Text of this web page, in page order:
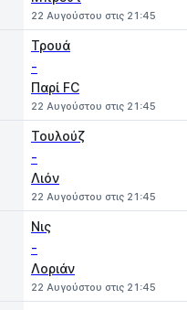
22 Αυγούστου στις 21:45
Τρουά
-
Παρί FC
22 Αυγούστου στις 21:45
Τουλούζ
-
Λιόν
22 Αυγούστου στις 21:45
Νις
-
Λοριάν
22 Αυγούστου στις 21:45